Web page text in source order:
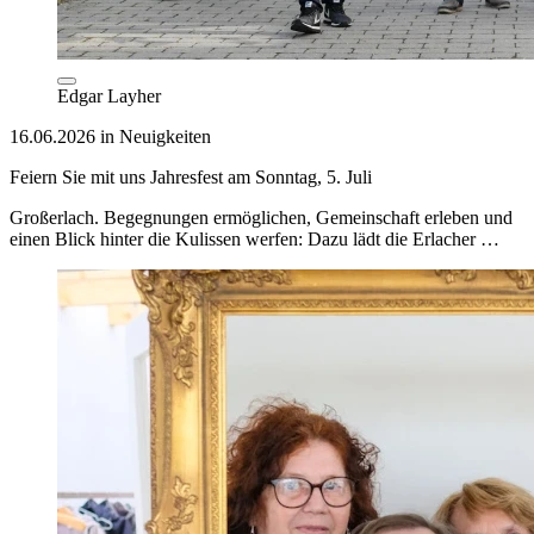
Edgar Layher
16.06.2026 in Neuigkeiten
Feiern Sie mit uns Jahresfest am Sonntag, 5. Juli
Großerlach. Begegnungen ermöglichen, Gemeinschaft erleben und
einen Blick hinter die Kulissen werfen: Dazu lädt die Erlacher …